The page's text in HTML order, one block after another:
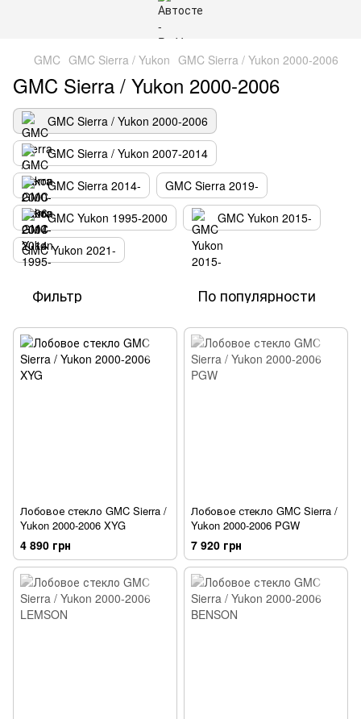
GMC GMC Sierra / Yukon GMC Sierra / Yukon 2000-2006
GMC Sierra / Yukon 2000-2006
GMC Sierra / Yukon 2000-2006
GMC Sierra / Yukon 2007-2014
GMC Sierra 2014-
GMC Sierra 2019-
GMC Yukon 1995-2000
GMC Yukon 2015-
GMC Yukon 2021-
Фильтр По популярности
Лобовое стекло GMC Sierra /
Yukon 2000-2006 XYG
4 890 грн
Лобовое стекло GMC Sierra /
Yukon 2000-2006 PGW
7 920 грн